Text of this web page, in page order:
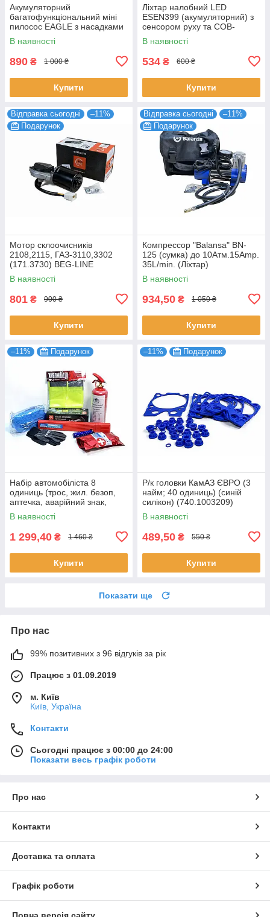
Акумуляторний
багатофункціональний міні
пилосос EAGLE з насадками
В наявності
890 ₴ 1 000 ₴
Купити
Ліхтар налобний LED
ESEN399 (акумуляторний) з
сенсором руху та COB-
панеллю
В наявності
534 ₴ 600 ₴
Купити
Відправка сьогодні
–11%
Подарунок
Мотор склоочисників
2108,2115, ГАЗ-3110,3302
(171.3730) BEG-LINE
В наявності
801 ₴ 900 ₴
Купити
Відправка сьогодні
–11%
Подарунок
Компрессор "Balansa" BN-
125 (сумка) до 10Атм.15Amp.
35L/min. (Ліхтар)
В наявності
934,50 ₴ 1 050 ₴
Купити
–11% Подарунок
Набір автомобіліста 8
одиниць (трос, жил. безоп,
аптечка, аварійний знак,
вогнегасник, перчатки,насос
ножний, ліхтар)
В наявності
1 299,40 ₴ 1 460 ₴
Купити
–11% Подарунок
Р/к головки КамАЗ ЄВРО (3
найм; 40 одиниць) (синій
силікон) (740.1003209)
В наявності
489,50 ₴ 550 ₴
Купити
Показати ще
Про нас
99% позитивних з 96 відгуків за рік
Працює з 01.09.2019
м. Київ
Київ, Україна
Контакти
Сьогодні працює з 00:00 до 24:00
Показати весь графік роботи
Про нас
Контакти
Доставка та оплата
Графік роботи